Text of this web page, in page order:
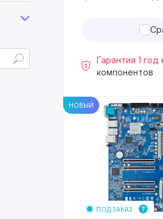
Гарантия 1 год
компонентов
НОВЫЙ
ПОД ЗАКАЗ